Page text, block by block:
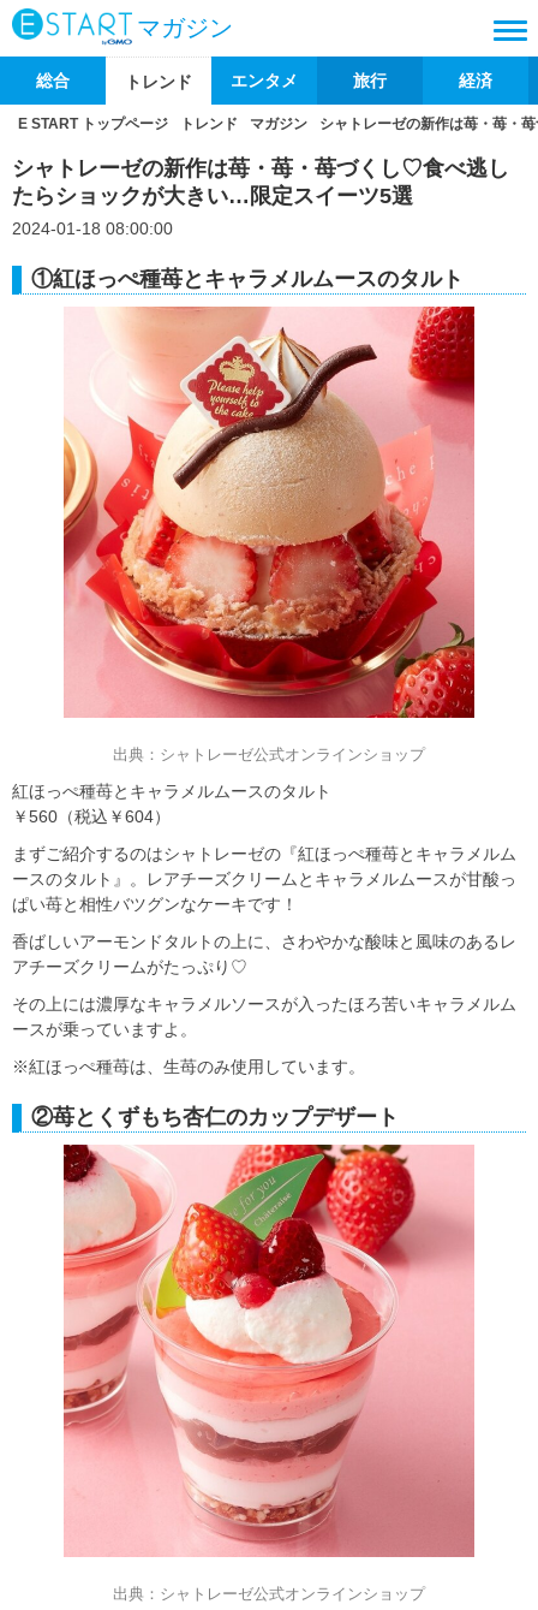
マガジン
総合 トレンド エンタメ 旅行 経済
E START トップページ トレンド マガジン シャトレーゼの新作は苺・苺・
シャトレーゼの新作は苺・苺・苺づくし♡食べ逃し
たらショックが大きい…限定スイーツ5選
2024-01-18 08:00:00
①紅ほっぺ種苺とキャラメルムースのタルト
出典：シャトレーゼ公式オンラインショップ
紅ほっぺ種苺とキャラメルムースのタルト
￥560（税込￥604）
まずご紹介するのはシャトレーゼの『紅ほっぺ種苺とキャラメルム
ースのタルト』。レアチーズクリームとキャラメルムースが甘酸っ
ぱい苺と相性バツグンなケーキです！
香ばしいアーモンドタルトの上に、さわやかな酸味と風味のあるレ
アチーズクリームがたっぷり♡
その上には濃厚なキャラメルソースが入ったほろ苦いキャラメルム
ースが乗っていますよ。
※紅ほっぺ種苺は、生苺のみ使用しています。
②苺とくずもち杏仁のカップデザート
出典：シャトレーゼ公式オンラインショップ